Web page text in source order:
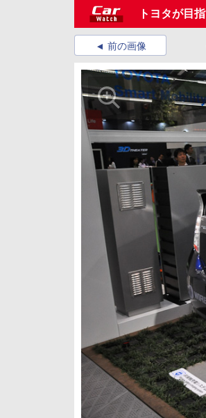
トヨタが目
前の画像